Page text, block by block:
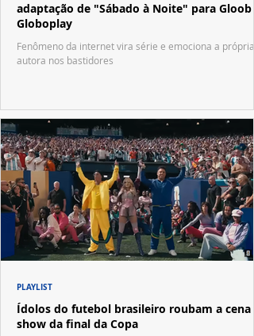
adaptação de "Sábado à Noite" para Gloob e
Globoplay
Fenômeno da internet vira série e emociona a própria
autora nos bastidores
Ídolos do futebol brasileiro roubam a cena
show da final da Copa
PLAYLIST